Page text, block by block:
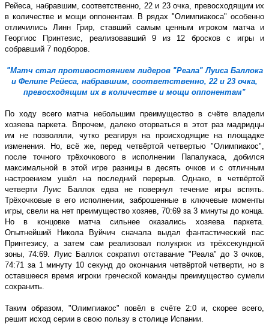
Рейеса, набравшим, соответственно, 22 и 23 очка, превосходящим их
в количестве и мощи оппонентам. В рядах ʺОлимпиакосаʺ особенно
отличились Линн Грир, ставший самым ценным игроком матча и
Георгиос Принтезис, реализовавший 9 из 12 бросков с игры и
собравший 7 подборов.
ʺМатч стал противостоянием лидеров ʺРеалаʺ Луиса Баллока
и Фелипе Рейеса, набравшим, соответственно, 22 и 23 очка,
превосходящим их в количестве и мощи оппонентамʺ
По ходу всего матча небольшим преимущество в счёте владели
хозяева паркета. Впрочем, далеко оторваться в этот раз мадридцы
им не позволяли, чутко реагируя на происходящие на площадке
изменения. Но, всё же, перед четвёртой четвертью ʺОлимпиакосʺ,
после точного трёхочкового в исполнении Папалукаса, добился
максимальной в этой игре разницы в десять очков и с отличным
настроением ушёл на последний перерыв. Однако, в четвёртой
четверти Луис Баллок едва не повернул течение игры вспять.
Трёхочковые в его исполнении, заброшенные в ключевые моменты
игры, свели на нет преимущество хозяев, 70:69 за 3 минуты до конца.
Но в концовке матча сильнее оказались хозяева паркета.
Опытнейший Никола Вуйчич сначала выдал фантастический пас
Принтезису, а затем сам реализовал полукрюк из трёхсекундной
зоны, 74:69. Луис Баллок сократил отставание ʺРеалаʺ до 3 очков,
74:71 за 1 минуту 10 секунд до окончания четвёртой четверти, но в
оставшееся время игроки греческой команды преимущество сумели
сохранить.
Таким образом, ʺОлимпиакосʺ повёл в счёте 2:0 и, скорее всего,
решит исход серии в свою пользу в столице Испании.